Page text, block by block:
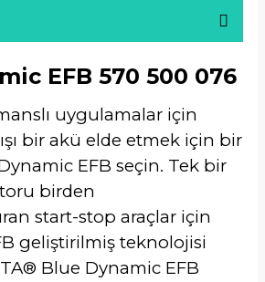
EFB 570 500 076
uygulamalar için
bir akü elde etmek için bir
EFB seçin. Tek bir
birden
start-stop araçlar için
geliştirilmiş teknolojisi
Blue Dynamic EFB